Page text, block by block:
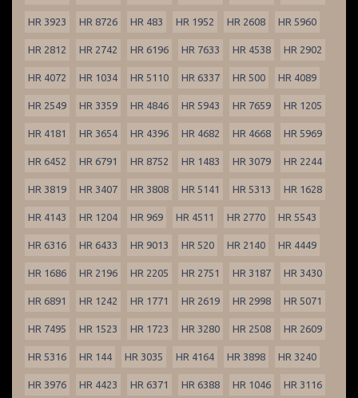
HR 3923 HR 8726 HR 483 HR 1952 HR 2608 HR 5960
HR 2812 HR 2742 HR 6196 HR 7633 HR 4538 HR 2902
HR 4072 HR 1034 HR 5110 HR 6337 HR 500 HR 4089
HR 2549 HR 3359 HR 4846 HR 5943 HR 7659 HR 1205
HR 4181 HR 3654 HR 4396 HR 4682 HR 4668 HR 5969
HR 6452 HR 6791 HR 8752 HR 1483 HR 3079 HR 2244
HR 3819 HR 3407 HR 3808 HR 5141 HR 5313 HR 1628
HR 4143 HR 1204 HR 969 HR 4511 HR 2770 HR 5543
HR 6316 HR 6433 HR 9013 HR 520 HR 2140 HR 4449
HR 1686 HR 2196 HR 2205 HR 2751 HR 3187 HR 3430
HR 6891 HR 1242 HR 1771 HR 2619 HR 2998 HR 5071
HR 7495 HR 1523 HR 1723 HR 3280 HR 2508 HR 2609
HR 5316 HR 144 HR 3035 HR 4164 HR 3898 HR 3240
HR 3976 HR 4423 HR 6371 HR 6388 HR 1046 HR 3116